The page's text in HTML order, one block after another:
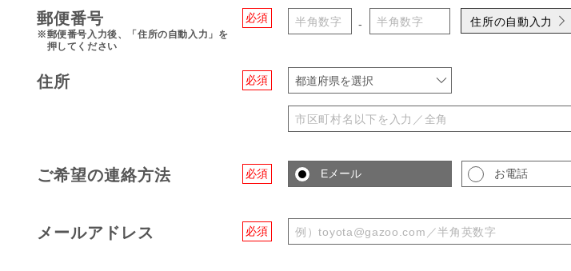
必須
郵便番号
※郵便番号入力後、「住所の自動入力」を
押してください
- 住所の自動入力
必須
住所 都道府県を選択
必須
ご希望の連絡方法 Eメール お電話
必須
メールアドレス